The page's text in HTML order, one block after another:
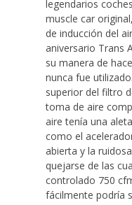
legendarios
muscle car
de inducción del
aniversario Trans
su manera de
nunca fue
superior del filtro
toma de aire
aire tenía una
como el
abierta y la
quejarse de las
controlado 750
fácilmente podría